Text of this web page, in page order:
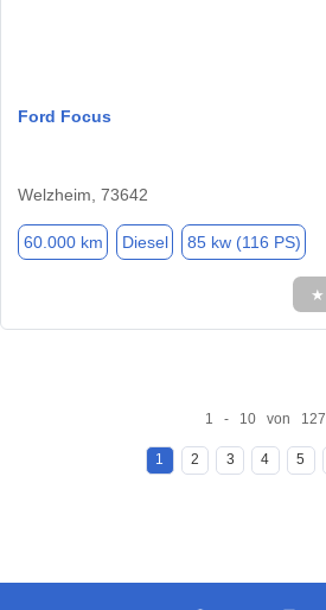
Ford Focus
Welzheim, 73642
60.000 km Diesel 85 kw (116 PS)
★
1 - 10 von 127
1 2 3 4 5